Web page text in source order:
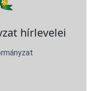
hírlevelei